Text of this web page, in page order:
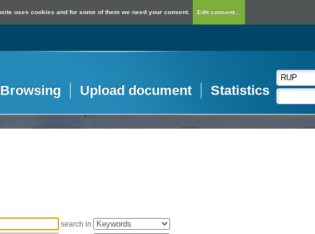
uses cookies and for some of them we need your consent. Edit consent...
Browsing Upload document Statistics
search in